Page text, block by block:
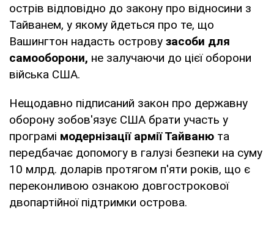
острів відповідно до закону про відносини з
Тайванем, у якому йдеться про те, що
Вашингтон надасть острову засоби для
самооборони, не залучаючи до цієї оборони
війська США.
Нещодавно підписаний закон про державну
оборону зобов'язує США брати участь у
програмі модернізації армії Тайваню та
передбачає допомогу в галузі безпеки на суму
10 млрд. доларів протягом п'яти років, що є
переконливою ознакою довгострокової
двопартійної підтримки острова.